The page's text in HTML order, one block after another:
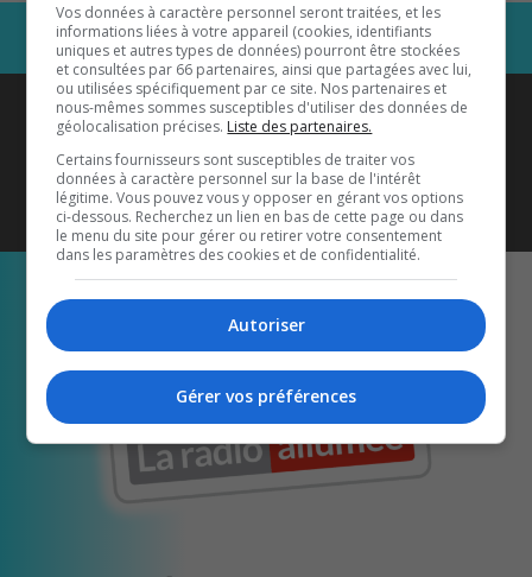
Coyote New Countryest diffusé
également sur1033 HD2
Écoutez-nous aussi sur…
Vos données à caractère personnel seront traitées, et les
informations liées à votre appareil (cookies, identifiants
uniques et autres types de données) pourront être stockées
et consultées par 66 partenaires, ainsi que partagées avec lui,
ou utilisées spécifiquement par ce site. Nos partenaires et
nous-mêmes sommes susceptibles d'utiliser des données de
géolocalisation précises. Liste des partenaires.
Certains fournisseurs sont susceptibles de traiter vos
données à caractère personnel sur la base de l'intérêt
légitime. Vous pouvez vous y opposer en gérant vos options
ci-dessous. Recherchez un lien en bas de cette page ou dans
le menu du site pour gérer ou retirer votre consentement
dans les paramètres des cookies et de confidentialité.
Autoriser
Gérer vos préférences